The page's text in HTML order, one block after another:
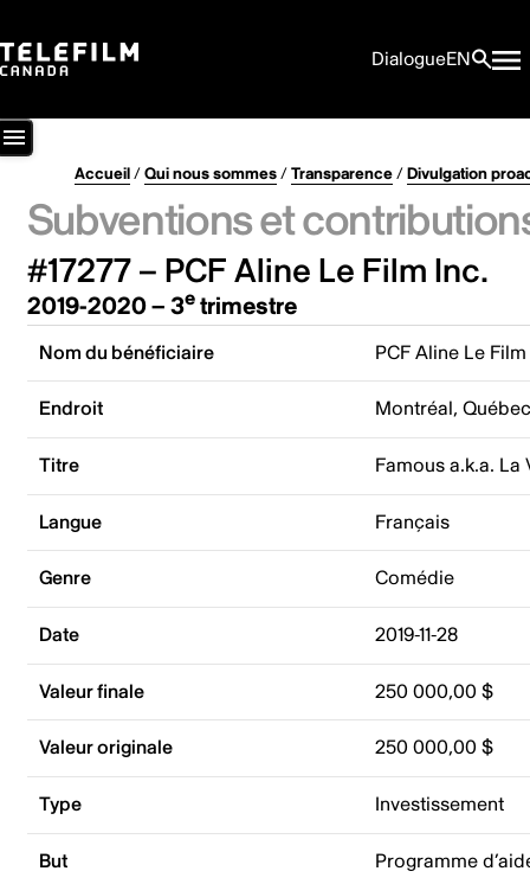
DialogueEN
Accueil/Qui nous sommes/Transparence/Divulgation
Subventions et
#17277 – PCF Aline Le Film Inc.
2019-2020 – 3etrimestre
Nom du bénéficiaire PCF Aline Le
Endroit Montréal,
Titre Famous a.k.a. La
Langue Français
Genre Comédie
Date 2019-11-28
Valeur finale 250 000,00 $
Valeur originale 250 000,00 $
Type Investissement
But Programme